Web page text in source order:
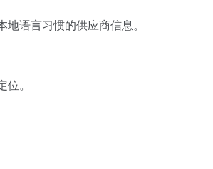
语言习惯的供应商信息。
。